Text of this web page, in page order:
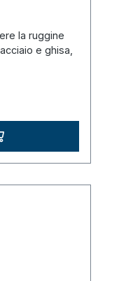
la ruggine
e ghisa,